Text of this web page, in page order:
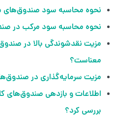
نحوه محاسبه سود صندوق‌های
نحوه محاسبه سود مرکب در
مزیت نقدشوندگی بالا در
معناست؟
مزیت سرمایه‌گذاری در
اطلاعات و بازدهی صندوق‌های
بررسی کرد؟